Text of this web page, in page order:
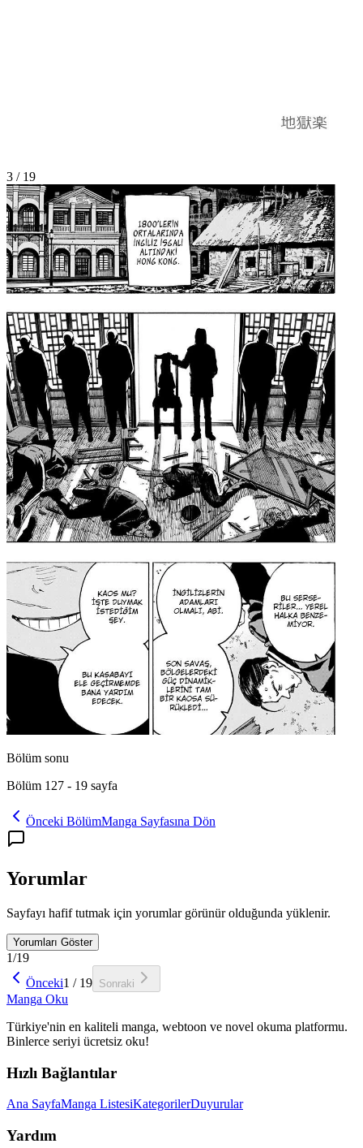
3 / 19
Bölüm sonu
Bölüm 127 - 19 sayfa
Önceki BölümManga Sayfasına Dön
Yorumlar
Sayfayı hafif tutmak için yorumlar görünür olduğunda yüklenir.
Yorumları Göster
1/19
Önceki1 / 19 Sonraki
Manga Oku
Türkiye'nin en kaliteli manga, webtoon ve novel okuma platformu.
Binlerce seriyi ücretsiz oku!
Hızlı Bağlantılar
Ana SayfaManga ListesiKategorilerDuyurular
Yardım